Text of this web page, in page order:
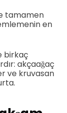
tamamen
en
birkaç
akçaağaç
ve kruvasan